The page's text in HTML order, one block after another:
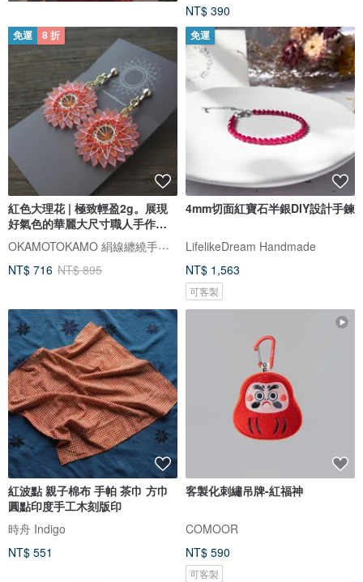
NT$ 390
免運 8 折
紅色大理花 | 極致輕盈2g。展現
好氣色的華麗大尺寸職人手作耳
環
OKAMOTOKAMO 絹線纏繞手作飾品專門店
NT$ 716 NT$ 895
免運
4mm切面紅寶石半銀DIY設計手鍊
LifelikeDream Handmade
NT$ 1,563
可客製
紅波點 親子棉布 手帕 茶巾 方巾
圓點印度手工木刻版印
時舟 Indigo
NT$ 551
客製化刺繡吊牌-紅福神
COMOOR
NT$ 590
可客製